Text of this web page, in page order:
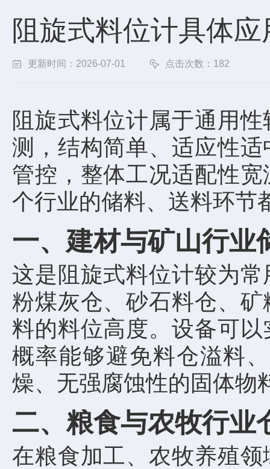
阻旋式料位计具体
更新时间：2026-07-01 点击次数：182
阻旋式料位计属于通用
测，结构简单、适应性
管控，整体工况适配性
个行业的储料、送料环节
一、建材与矿山行业
这是阻旋式料位计较为
粉煤灰仓、砂石料仓、
料的料位高度。设备可
概率能够避免料仓溢料
燥、无强腐蚀性的固体物
二、粮食与农牧行业
在粮食加工、农牧养殖